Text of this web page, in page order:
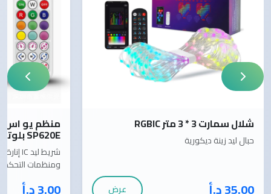
شلال سمارت 3 * 3 متر RGBIC
حبال ليد زينة ديكورية
35.00 د.أ عرض
SP620E بلوتوث مع ريموت تحكم
ومنظمات التحكم
3.00 د.أ